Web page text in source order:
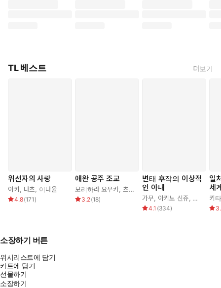
TL 베스트 더보기
위선자의 사랑
아키, 나츠, 이나율
4.8(171 )
애완 공주 조교
모리하라 요우카, 츠키모리 아이라
3.2(18)
변태 후작의 이상적
인 아내
가무, 아키노 신쥬, 조아라
4.1 (334)
일
세
키
소장하기 버튼
위시리스트에 담기
카트에 담기
선물하기
소장하기